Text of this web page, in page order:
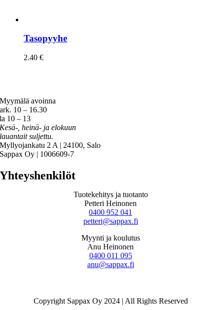
Tasopyyhe
2.40 €
Myymälä avoinna
ark. 10 – 16.30
la 10 – 13
Kesä-, heinä- ja elokuun
lauantait suljettu.
Myllyojankatu 2 A | 24100, Salo
Sappax Oy | 1006609-7
Yhteyshenkilöt
Tuotekehitys ja tuotanto
Petteri Heinonen
0400 952 041
petteri@sappax.fi
Myynti ja koulutus
Anu Heinonen
0400 011 095
anu@sappax.fi
Copyright Sappax Oy 2024 | All Rights Reserved